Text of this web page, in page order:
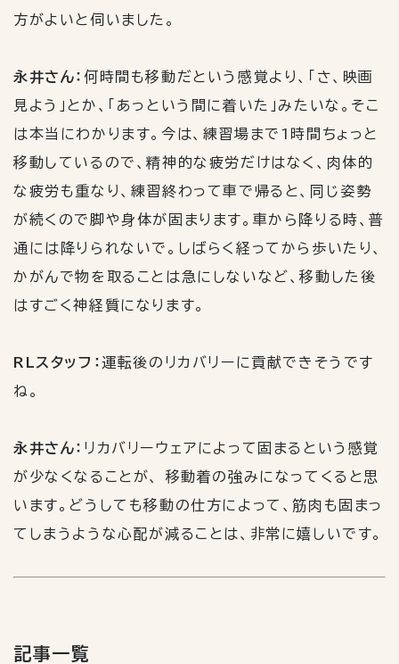
方がよいと伺いました。
永井さん： 何時間も移動だという感覚より、「さ、映画
見よう」とか、「あっという間に着いた」みたいな。そこ
は本当にわかります。今は、練習場まで 1 時間ちょっと
移動しているので、精神的な疲労だけはなく、肉体的
な疲労も重なり、練習終わって車で帰ると、同じ姿勢
が続くので脚や身体が固まります。車から降りる時、普
通には降りられないで。しばらく経ってから歩いたり、
かがんで物を取ることは急にしないなど、移動した後
はすごく神経質になります。
RLスタッフ：運転後のリカバリーに貢献できそうです
ね。
永井さん： リカバリーウェアによって固まるという感覚
が少なくなることが、 移動着の強みになってくると思
います。どうしても移動の仕方によって、筋肉も固まっ
てしまうような心配が減ることは、非常に嬉しいです。
記事一覧